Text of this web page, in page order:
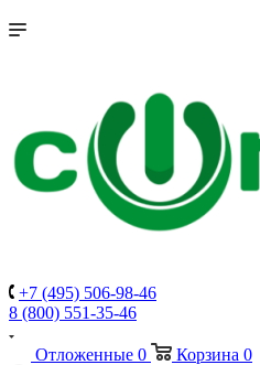
+7 (495) 506-98-46
8 (800) 551-35-46
Отложенные 0 Корзина 0